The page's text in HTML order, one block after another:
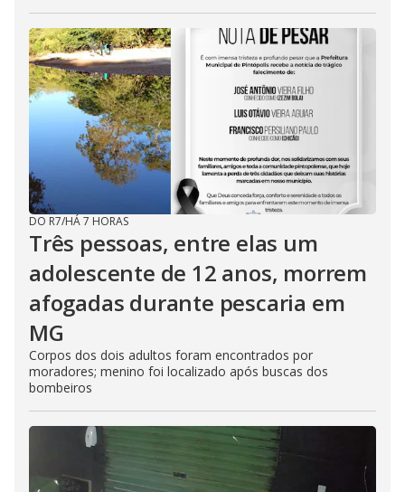
DO R7/HÁ 7 HORAS
Três pessoas, entre elas um
adolescente de 12 anos, morrem
afogadas durante pescaria em
MG
Corpos dos dois adultos foram encontrados por
moradores; menino foi localizado após buscas dos
bombeiros